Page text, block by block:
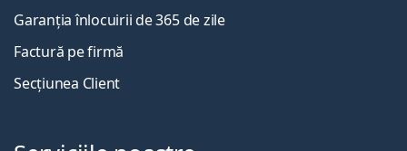
Garanția înlocuirii de 365 de zile
Factură pe firmă
Secțiunea Client